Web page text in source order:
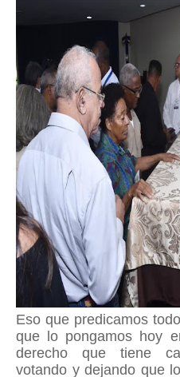
Eso que predicamos
que lo pongamos hoy
derecho que tiene
votando y dejando que